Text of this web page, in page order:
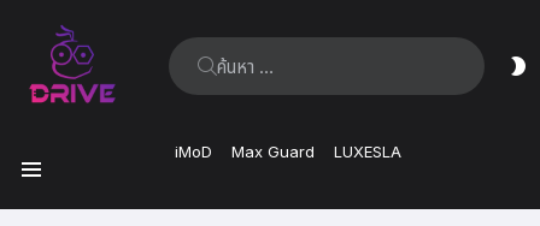
ค้นหา:
iMoD Max Guard LUXESLA